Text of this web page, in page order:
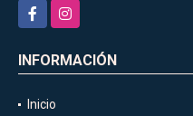
FacebookInstagram
INFORMACIÓN
Inicio